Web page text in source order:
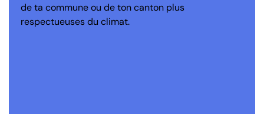
de ta commune ou de ton canton plus
respectueuses du climat.